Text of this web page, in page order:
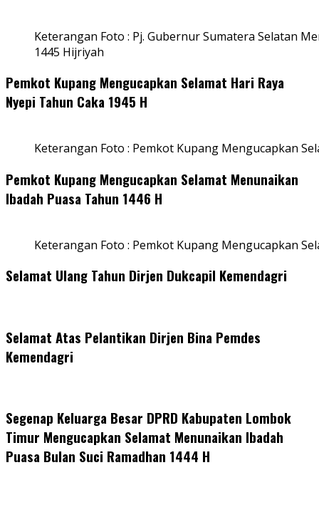
Keterangan Foto : Pj. Gubernur Sumatera Selatan
1445 Hijriyah
Pemkot Kupang Mengucapkan Selamat Hari Raya
Nyepi Tahun Caka 1945 H
Keterangan Foto : Pemkot Kupang Mengucapkan
Pemkot Kupang Mengucapkan Selamat Menunaikan
Ibadah Puasa Tahun 1446 H
Keterangan Foto : Pemkot Kupang Mengucapkan
Selamat Ulang Tahun Dirjen Dukcapil Kemendagri
Selamat Atas Pelantikan Dirjen Bina Pemdes
Kemendagri
Segenap Keluarga Besar DPRD Kabupaten Lombok
Timur Mengucapkan Selamat Menunaikan Ibadah
Puasa Bulan Suci Ramadhan 1444 H